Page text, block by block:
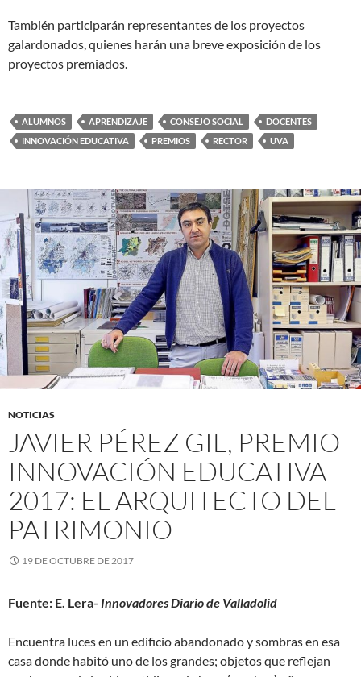
También participarán representantes de los proyectos
galardonados, quienes harán una breve exposición de los
proyectos premiados.
ALUMNOS APRENDIZAJE CONSEJO SOCIAL
DOCENTES
INNOVACIÓN EDUCATIVA
PREMIOS RECTOR UVA
NOTICIAS
JAVIER PÉREZ GIL, PREMIO
INNOVACIÓN EDUCATIVA
2017: EL ARQUITECTO DEL
PATRIMONIO
19 DE OCTUBRE DE 2017
Fuente: E. Lera- Innovadores Diario de Valladolid
Encuentra luces en un edificio abandonado y sombras en esa
casa donde habitó uno de los grandes; objetos que reflejan